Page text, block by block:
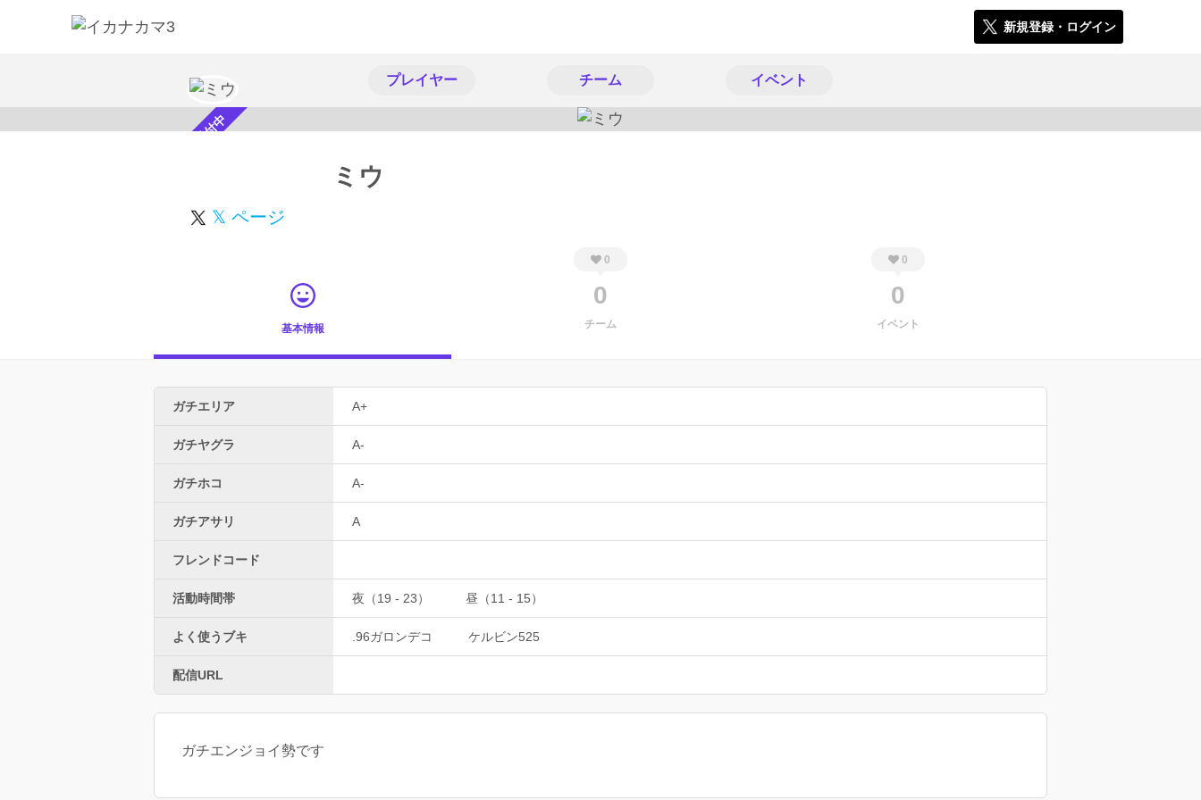
新規登録・ログイン
プレイヤー チーム イベント
スカウト受付中 ミウ
𝕏 ページ
基本情報
0
0
チーム
0
0
イベント
ガチエリア A+
ガチヤグラ A-
ガチホコ A-
ガチアサリ A
フレンドコード
活動時間帯 夜（19 - 23） 昼（11 - 15）
よく使うブキ .96ガロンデコ ケルビン525
配信URL
ガチエンジョイ勢です